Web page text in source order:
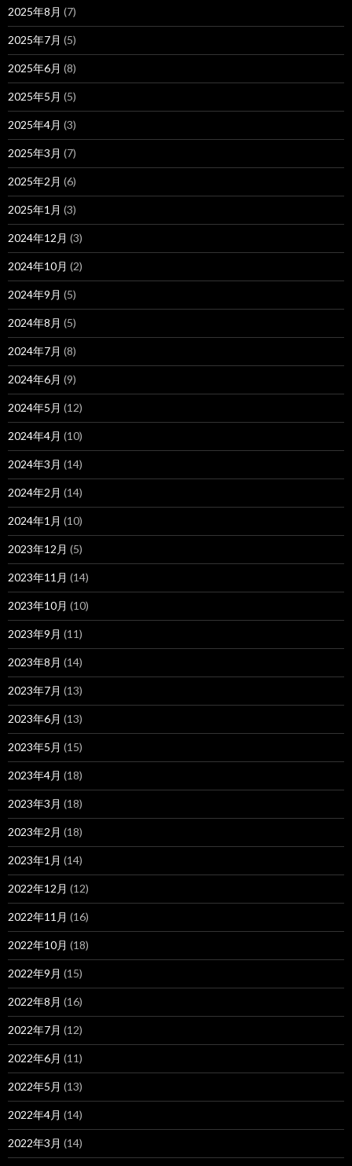
2025年8月 (7)
2025年7月 (5)
2025年6月 (8)
2025年5月 (5)
2025年4月 (3)
2025年3月 (7)
2025年2月 (6)
2025年1月 (3)
2024年12月 (3)
2024年10月 (2)
2024年9月 (5)
2024年8月 (5)
2024年7月 (8)
2024年6月 (9)
2024年5月 (12)
2024年4月 (10)
2024年3月 (14)
2024年2月 (14)
2024年1月 (10)
2023年12月 (5)
2023年11月 (14)
2023年10月 (10)
2023年9月 (11)
2023年8月 (14)
2023年7月 (13)
2023年6月 (13)
2023年5月 (15)
2023年4月 (18)
2023年3月 (18)
2023年2月 (18)
2023年1月 (14)
2022年12月 (12)
2022年11月 (16)
2022年10月 (18)
2022年9月 (15)
2022年8月 (16)
2022年7月 (12)
2022年6月 (11)
2022年5月 (13)
2022年4月 (14)
2022年3月 (14)